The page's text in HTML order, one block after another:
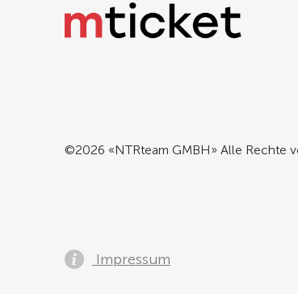
©2026 «NTRteam GMBH» Alle Rechte
Impressum